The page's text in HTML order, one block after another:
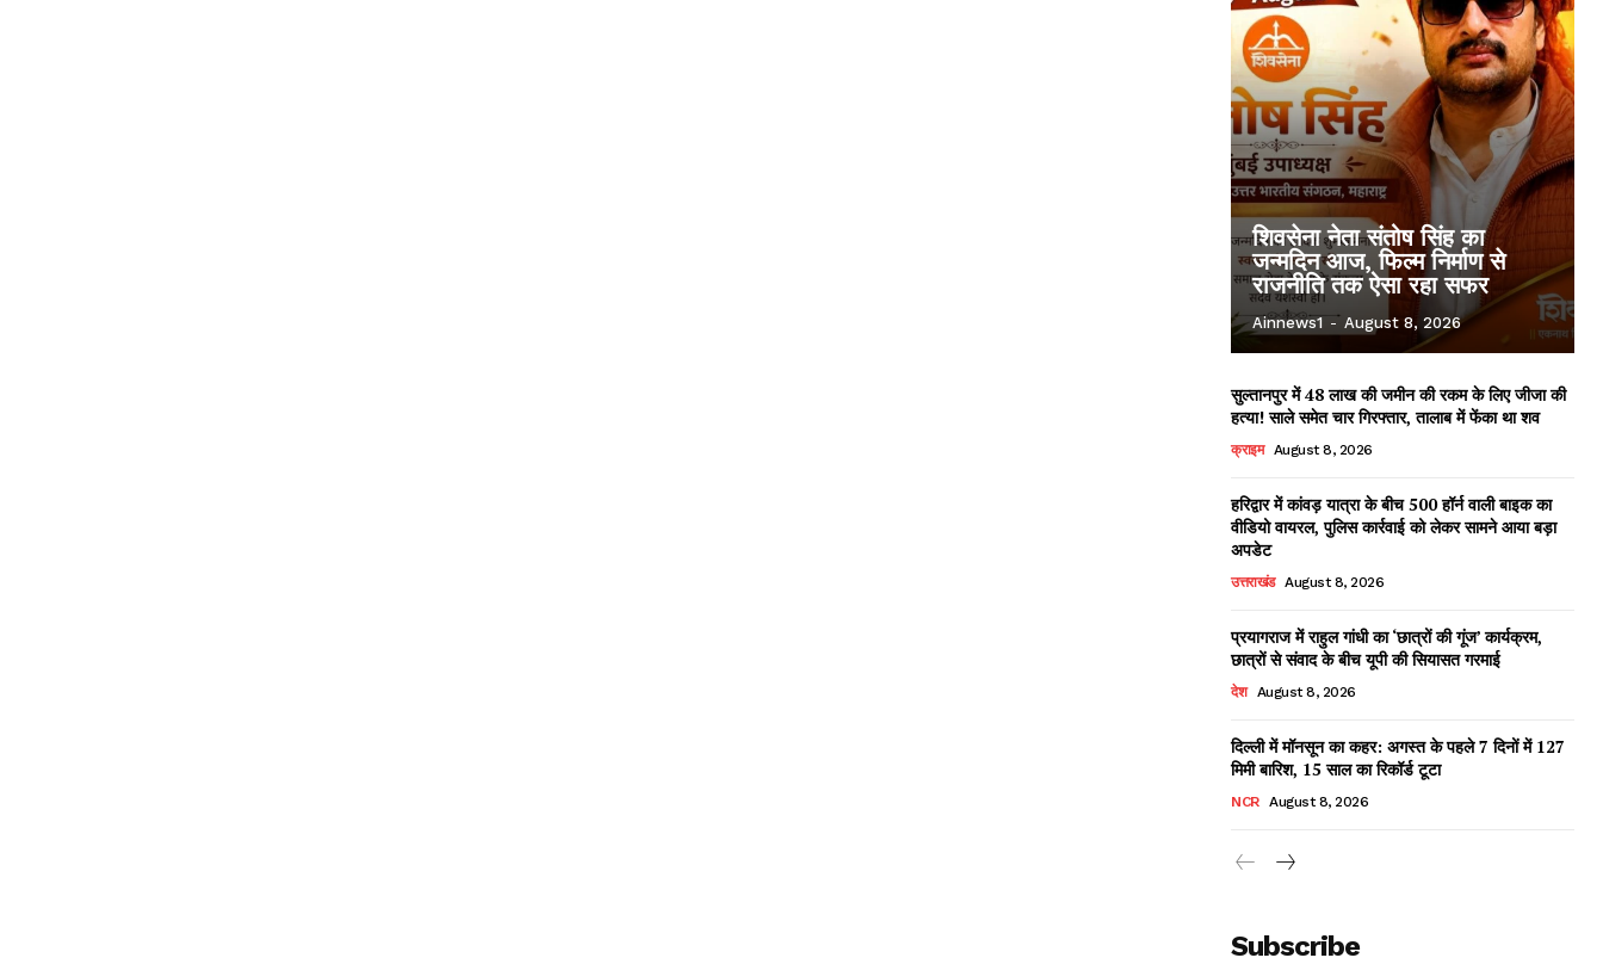
शिवसेना नेता संतोष सिंह का
जन्मदिन आज, फिल्म निर्माण से
राजनीति तक ऐसा रहा सफर
Ainnews1 - August 8, 2026
सुल्तानपुर में 48 लाख की जमीन की रकम के लिए जीजा की
हत्या! साले समेत चार गिरफ्तार, तालाब में फेंका था शव
क्राइम August 8, 2026
हरिद्वार में कांवड़ यात्रा के बीच 500 हॉर्न वाली बाइक का
वीडियो वायरल, पुलिस कार्रवाई को लेकर सामने आया बड़ा
अपडेट
उत्तराखंड August 8, 2026
प्रयागराज में राहुल गांधी का ‘छात्रों की गूंज’ कार्यक्रम,
छात्रों से संवाद के बीच यूपी की सियासत गरमाई
देश August 8, 2026
दिल्ली में मॉनसून का कहर: अगस्त के पहले 7 दिनों में 127
मिमी बारिश, 15 साल का रिकॉर्ड टूटा
NCR August 8, 2026
Subscribe